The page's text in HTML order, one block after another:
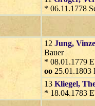
* 06.11.1778
12 Jung,
Bauer
* 08.01.1779
oo 25.01.1803
13 Kliegel,
* 18.04.1783